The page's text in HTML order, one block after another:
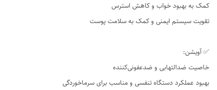
کمک به بهبود خواب و کاهش استرس
تقویت سیستم ایمنی و کمک به سلامت پوست
✅ آویشن:
خاصیت ضدالتهابی و ضدعفونی‌کننده
بهبود عملکرد دستگاه تنفسی و مناسب برای سرماخوردگی